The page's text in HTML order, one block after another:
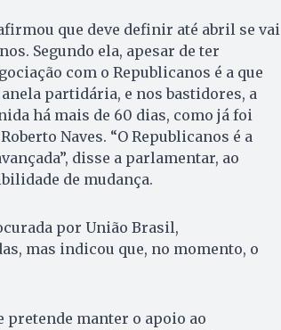
que deve definir até abril se vai
Segundo ela, apesar de ter
com o Republicanos é a que
partidária, e nos bastidores, a
há mais de 60 dias, como já foi
Naves. “O Republicanos é a
disse a parlamentar, ao
de mudança.
por União Brasil,
mas indicou que, no momento, o
pretende manter o apoio ao